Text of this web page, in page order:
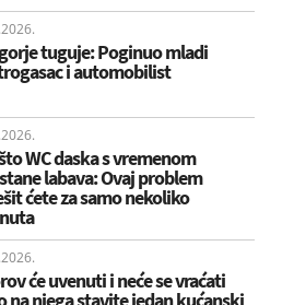
tuguje: Poginuo mladi
i automobilist
WC daska s vremenom
labava: Ovaj problem
ćete za samo nekoliko
će uvenuti i neće se vraćati